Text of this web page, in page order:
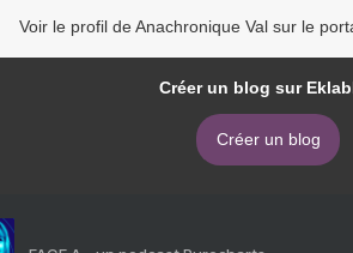
Voir le profil de Anachronique Val sur le
Créer un blog sur
Créer un blog